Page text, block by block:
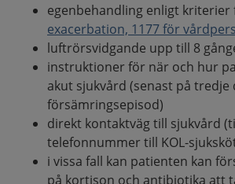
egenbehandling enligt kriterier
exacerbation, 1177 för
luftrörsvidgande upp till 8
instruktioner för när och hur
akut sjukvård (senast på tredje
försämringsepisod)
direkt kontaktväg till sjukvård
telefonnummer till KOL-
i vissa fall kan patienten kan
på kortison och antibiotika att